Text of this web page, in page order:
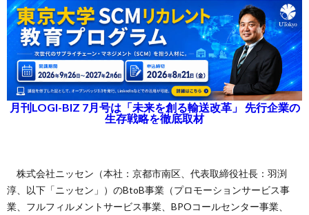
月刊LOGI-BIZ 7月号は「未来を創る輸送改革」 先行企業の
生存戦略を徹底取材
株式会社ニッセン（本社：京都市南区、代表取締役社長：羽渕
淳、以下「ニッセン」）のBtoB事業（プロモーションサービス事
業、フルフィルメントサービス事業、BPOコールセンター事業、